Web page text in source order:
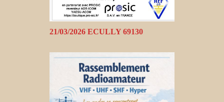
21/03/2026 ECULLY 69130